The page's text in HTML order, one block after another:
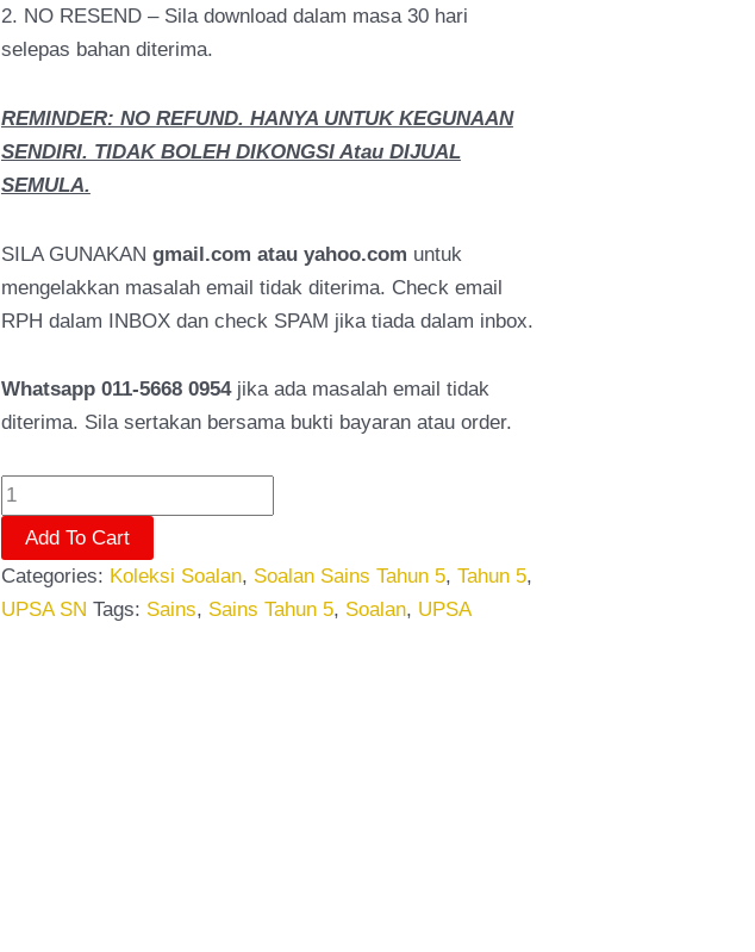
2. NO RESEND – Sila download dalam masa 30 hari
selepas bahan diterima.
REMINDER: NO REFUND. HANYA UNTUK KEGUNAAN
SENDIRI. TIDAK BOLEH DIKONGSI Atau DIJUAL
SEMULA.
SILA GUNAKAN gmail.com atau yahoo.com untuk
mengelakkan masalah email tidak diterima. Check email
RPH dalam INBOX dan check SPAM jika tiada dalam inbox.
Whatsapp 011-5668 0954jika ada masalah email tidak
diterima. Sila sertakan bersama bukti bayaran atau order.
Add To Cart
Categories: Koleksi Soalan, Soalan Sains Tahun 5, Tahun 5,
UPSA SN Tags: Sains, Sains Tahun 5, Soalan, UPSA